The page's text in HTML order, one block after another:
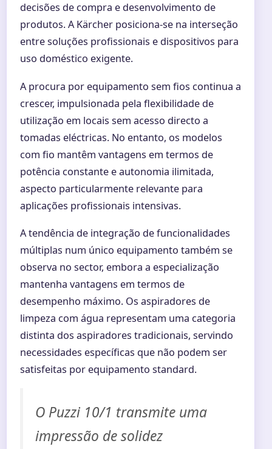
decisões de compra e desenvolvimento de
produtos. A Kärcher posiciona-se na interseção
entre soluções profissionais e dispositivos para
uso doméstico exigente.
A procura por equipamento sem fios continua a
crescer, impulsionada pela flexibilidade de
utilização em locais sem acesso directo a
tomadas eléctricas. No entanto, os modelos
com fio mantêm vantagens em termos de
potência constante e autonomia ilimitada,
aspecto particularmente relevante para
aplicações profissionais intensivas.
A tendência de integração de funcionalidades
múltiplas num único equipamento também se
observa no sector, embora a especialização
mantenha vantagens em termos de
desempenho máximo. Os aspiradores de
limpeza com água representam uma categoria
distinta dos aspiradores tradicionais, servindo
necessidades específicas que não podem ser
satisfeitas por equipamento standard.
O Puzzi 10/1 transmite uma
impressão de solidez